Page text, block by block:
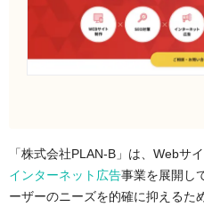
「株式会社PLAN-B」は、Webサ
インターネット広告事業を展開し
ーザーのニーズを的確に抑えるた